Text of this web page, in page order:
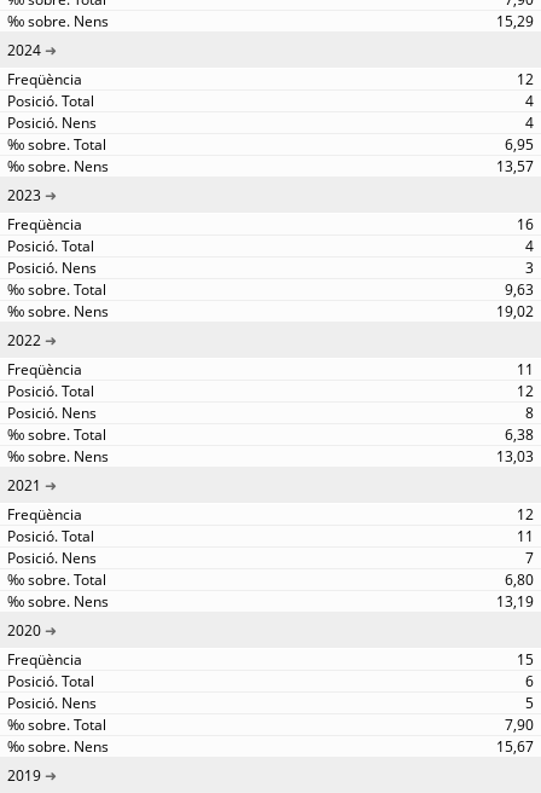
15,29
2024
12
4
4
6,95
13,57
2023
16
4
3
9,63
19,02
2022
11
12
8
6,38
13,03
2021
12
11
7
6,80
13,19
2020
15
6
5
7,90
15,67
2019